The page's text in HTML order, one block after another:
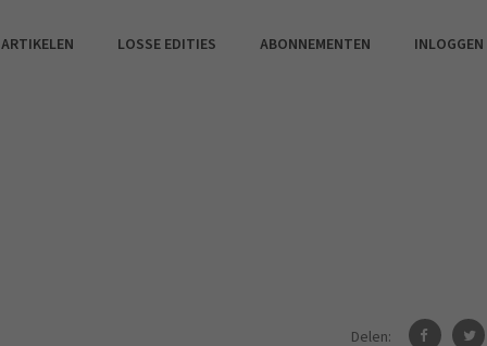
LOSSE EDITIES ABONNEMENTEN INLOGGEN
Delen: